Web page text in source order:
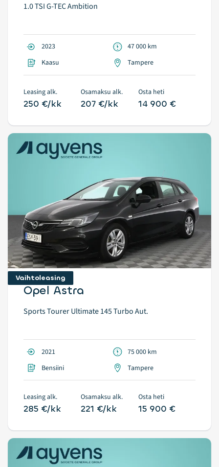
1.0 TSI G-TEC Ambition
2023
47 000 km
Kaasu
Tampere
Leasing alk.
250 €/kk
Osamaksu alk.
207 €/kk
Osta heti
14 900 €
Vaihtoleasing
Opel Astra
Sports Tourer Ultimate 145 Turbo Aut.
2021
75 000 km
Bensiini
Tampere
Leasing alk.
285 €/kk
Osamaksu alk.
221 €/kk
Osta heti
15 900 €